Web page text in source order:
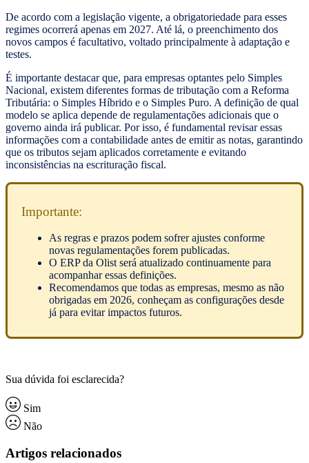
De acordo com a legislação vigente, a obrigatoriedade para esses
regimes ocorrerá apenas em 2027. Até lá, o preenchimento dos
novos campos é facultativo, voltado principalmente à adaptação e
testes.
É importante destacar que, para empresas optantes pelo Simples
Nacional, existem diferentes formas de tributação com a Reforma
Tributária: o Simples Híbrido e o Simples Puro. A definição de qual
modelo se aplica depende de regulamentações adicionais que o
governo ainda irá publicar. Por isso, é fundamental revisar essas
informações com a contabilidade antes de emitir as notas, garantindo
que os tributos sejam aplicados corretamente e evitando
inconsistências na escrituração fiscal.
Importante:
As regras e prazos podem sofrer ajustes conforme
novas regulamentações forem publicadas.
O ERP da Olist será atualizado continuamente para
acompanhar essas definições.
Recomendamos que todas as empresas, mesmo as não
obrigadas em 2026, conheçam as configurações desde
já para evitar impactos futuros.
Sua dúvida foi esclarecida?
Sim
Não
Artigos relacionados